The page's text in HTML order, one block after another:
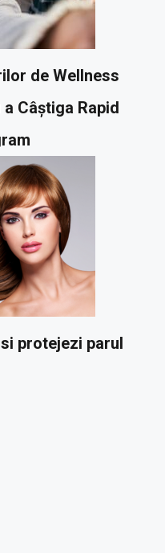
de Wellness
Câștiga Rapid
protejezi parul